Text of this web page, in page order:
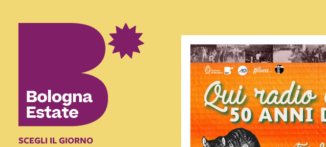
SCEGLI IL GIORNO